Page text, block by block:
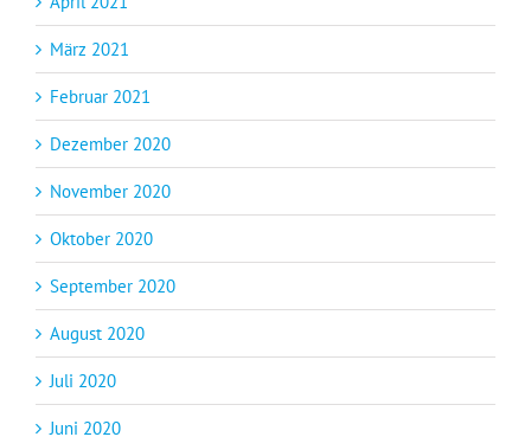
März 2021
Februar 2021
Dezember 2020
November 2020
Oktober 2020
September 2020
August 2020
Juli 2020
Juni 2020